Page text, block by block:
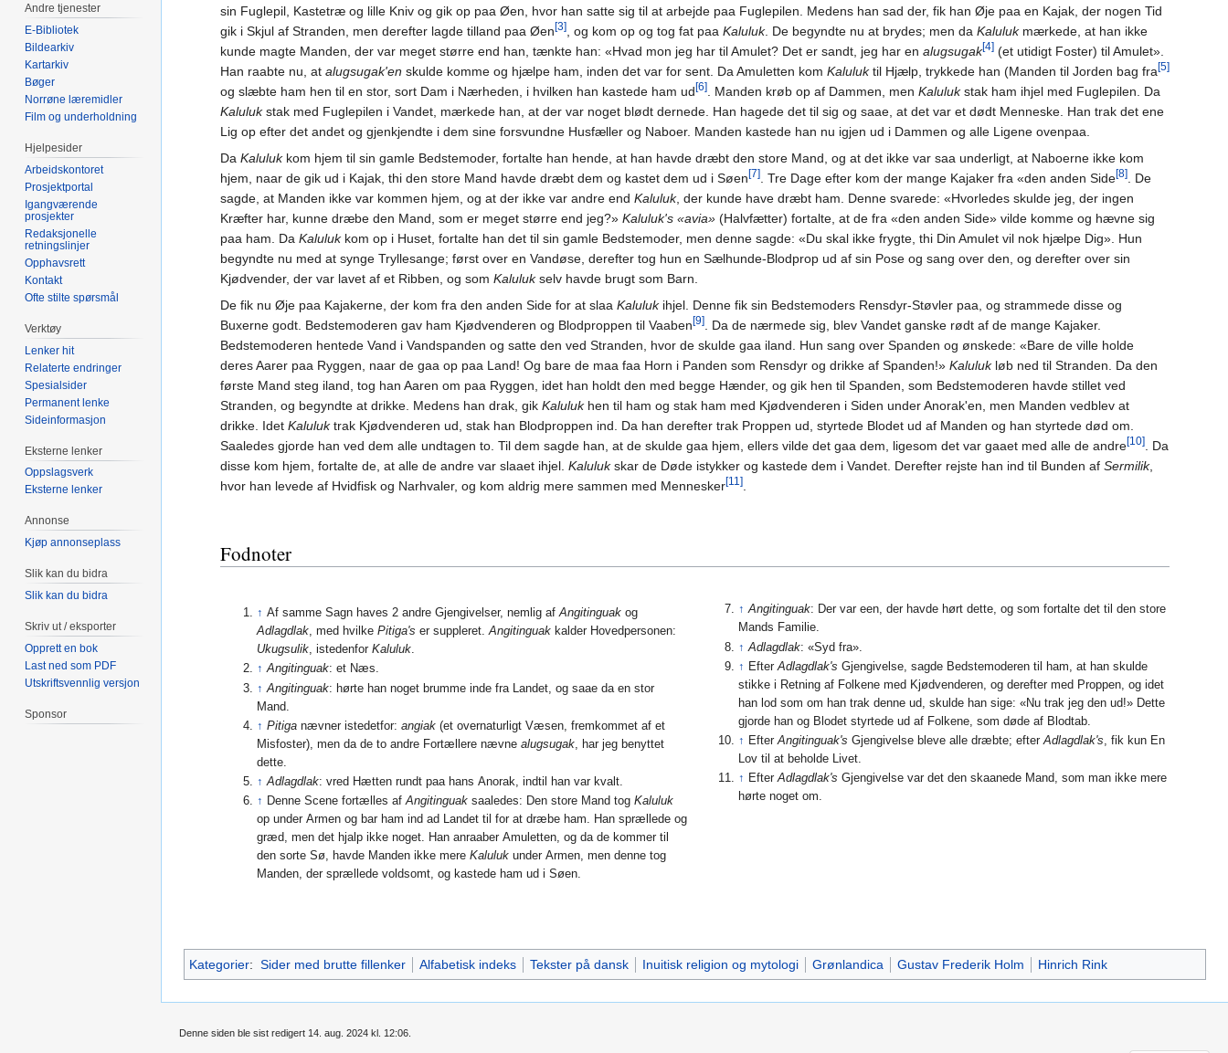
sin Fuglepil, Kastetræ og lille Kniv og gik op paa Øen, hvor han satte sig til at arbejde paa Fuglepilen. Medens han sad der, fik han Øje paa en Kajak, der nogen Tid
gik i Skjul af Stranden, men derefter lagde tilland paa Øen[3], og kom op og tog fat paa Kaluluk. De begyndte nu at brydes; men da Kalulukmærkede, at han ikke
kunde magte Manden, der var meget større end han, tænkte han: «Hvad mon jeg har til Amulet? Det er sandt, jeg har en alugsugak[4] (et utidigt Foster) til Amulet».
Han raabte nu, at alugsugak'en skulde komme og hjælpe ham, inden det var for sent. Da Amuletten kom Kaluluktil Hjælp, trykkede han (Manden til Jorden bag fra[5]
og slæbte ham hen til en stor, sort Dam i Nærheden, i hvilken han kastede ham ud[6]. Manden krøb op af Dammen, men Kalulukstak ham ihjel med Fuglepilen. Da
Kalulukstak med Fuglepilen i Vandet, mærkede han, at der var noget blødt dernede. Han hagede det til sig og saae, at det var et dødt Menneske. Han trak det ene
Lig op efter det andet og gjenkjendte i dem sine forsvundne Husfæller og Naboer. Manden kastede han nu igjen ud i Dammen og alle Ligene ovenpaa.
Da Kalulukkom hjem til sin gamle Bedstemoder, fortalte han hende, at han havde dræbt den store Mand, og at det ikke var saa underligt, at Naboerne ikke kom
hjem, naar de gik ud i Kajak, thi den store Mand havde dræbt dem og kastet dem ud i Søen[7]. Tre Dage efter kom der mange Kajaker fra «den anden Side[8]. De
sagde, at Manden ikke var kommen hjem, og at der ikke var andre end Kaluluk, der kunde have dræbt ham. Denne svarede: «Hvorledes skulde jeg, der ingen
Kræfter har, kunne dræbe den Mand, som er meget større end jeg?» Kaluluk's «avia» (Halvfætter) fortalte, at de fra «den anden Side» vilde komme og hævne sig
paa ham. Da Kalulukkom op i Huset, fortalte han det til sin gamle Bedstemoder, men denne sagde: «Du skal ikke frygte, thi Din Amulet vil nok hjælpe Dig». Hun
begyndte nu med at synge Tryllesange; først over en Vandøse, derefter tog hun en Sælhunde-Blodprop ud af sin Pose og sang over den, og derefter over sin
Kjødvender, der var lavet af et Ribben, og som Kalulukselv havde brugt som Barn.
De fik nu Øje paa Kajakerne, der kom fra den anden Side for at slaa Kalulukihjel. Denne fik sin Bedstemoders Rensdyr-Støvler paa, og strammede disse og
Buxerne godt. Bedstemoderen gav ham Kjødvenderen og Blodproppen til Vaaben[9]. Da de nærmede sig, blev Vandet ganske rødt af de mange Kajaker.
Bedstemoderen hentede Vand i Vandspanden og satte den ved Stranden, hvor de skulde gaa iland. Hun sang over Spanden og ønskede: «Bare de ville holde
deres Aarer paa Ryggen, naar de gaa op paa Land! Og bare de maa faa Horn i Panden som Rensdyr og drikke af Spanden!» Kalulukløb ned til Stranden. Da den
første Mand steg iland, tog han Aaren om paa Ryggen, idet han holdt den med begge Hænder, og gik hen til Spanden, som Bedstemoderen havde stillet ved
Stranden, og begyndte at drikke. Medens han drak, gik Kalulukhen til ham og stak ham med Kjødvenderen i Siden under Anorak'en, men Manden vedblev at
drikke. Idet Kaluluktrak Kjødvenderen ud, stak han Blodproppen ind. Da han derefter trak Proppen ud, styrtede Blodet ud af Manden og han styrtede død om.
Saaledes gjorde han ved dem alle undtagen to. Til dem sagde han, at de skulde gaa hjem, ellers vilde det gaa dem, ligesom det var gaaet med alle de andre[10]. Da
disse kom hjem, fortalte de, at alle de andre var slaaet ihjel. Kalulukskar de Døde istykker og kastede dem i Vandet. Derefter rejste han ind til Bunden af Sermilik,
hvor han levede af Hvidfisk og Narhvaler, og kom aldrig mere sammen med Mennesker[11].
Fodnoter
↑ Af samme Sagn haves 2 andre Gjengivelser, nemlig afAngitinguak og
Adlagdlak, med hvilkePitiga's er suppleret.Angitinguak kalder Hovedpersonen:
Ukugsulik, istedenforKaluluk.
↑ Angitinguak: et Næs.
↑ Angitinguak: hørte han noget brumme inde fra Landet, og saae da en stor
Mand.
↑ Pitiga nævner istedetfor:angiak (et overnaturligt Væsen, fremkommet af et
Misfoster), men da de to andre Fortællere nævnealugsugak, har jeg benyttet
dette.
↑ Adlagdlak: vred Hætten rundt paa hans Anorak, indtil han var kvalt.
↑ Denne Scene fortælles afAngitinguak saaledes: Den store Mand togKaluluk
op under Armen og bar ham ind ad Landet til for at dræbe ham. Han sprællede og
græd, men det hjalp ikke noget. Han anraaber Amuletten, og da de kommer til
den sorte Sø, havde Manden ikke mereKaluluk under Armen, men denne tog
Manden, der sprællede voldsomt, og kastede ham ud i Søen.
↑ Angitinguak: Der var een, der havde hørt dette, og som fortalte det til den store
Mands Familie.
↑ Adlagdlak: «Syd fra».
↑ EfterAdlagdlak's Gjengivelse, sagde Bedstemoderen til ham, at han skulde
stikke i Retning af Folkene med Kjødvenderen, og derefter med Proppen, og idet
han lod som om han trak denne ud, skulde han sige: «Nu trak jeg den ud!» Dette
gjorde han og Blodet styrtede ud af Folkene, som døde af Blodtab.
↑ EfterAngitinguak's Gjengivelse bleve alle dræbte; efterAdlagdlak's, fik kun En
Lov til at beholde Livet.
↑ EfterAdlagdlak's Gjengivelse var det den skaanede Mand, som man ikke mere
hørte noget om.
Kategorier: Sider med brutte fillenker Alfabetisk indeks Tekster på dansk Inuitisk religion og mytologi Grønlandica Gustav Frederik Holm Hinrich Rink
Andre tjenester
E-Bibliotek
Bildearkiv
Kartarkiv
Bøger
Norrøne læremidler
Film og underholdning
Hjelpesider
Arbeidskontoret
Prosjektportal
Igangværende
prosjekter
Redaksjonelle
retningslinjer
Opphavsrett
Kontakt
Ofte stilte spørsmål
Verktøy
Lenker hit
Relaterte endringer
Spesialsider
Permanent lenke
Sideinformasjon
Eksterne lenker
Oppslagsverk
Eksterne lenker
Annonse
Kjøp annonseplass
Slik kan du bidra
Slik kan du bidra
Skriv ut / eksporter
Opprett en bok
Last ned som PDF
Utskriftsvennlig versjon
Sponsor
Denne siden ble sist redigert 14. aug. 2024 kl. 12:06.